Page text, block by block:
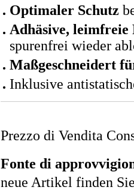
Optimaler Schutz
Adhäsive, leimfreie
spurenfrei wieder
Maßgeschneidert
Inklusive
Prezzo di Vendita
Fonte di
neue Artikel finden